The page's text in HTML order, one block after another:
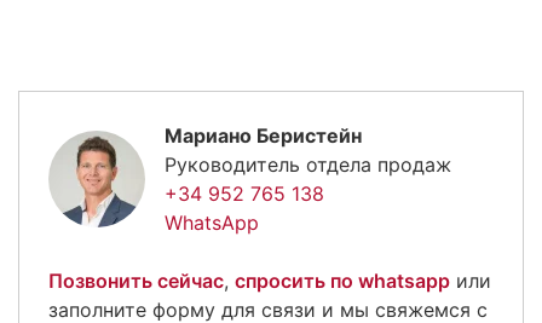
Мариано Беристейн
Руководитель отдела продаж
+34 952 765 138
WhatsApp
Позвонить сейчас, спросить по whatsapp или
заполните форму для связи и мы свяжемся с